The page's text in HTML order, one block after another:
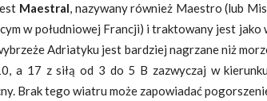
Maestral, nazywany również Maestro (lub
w południowej Francji) i traktowany jest jako
Adriatyku jest bardziej nagrzane niż
a 17 z siłą od 3 do 5 B zazwyczaj w
Brak tego wiatru może zapowiadać